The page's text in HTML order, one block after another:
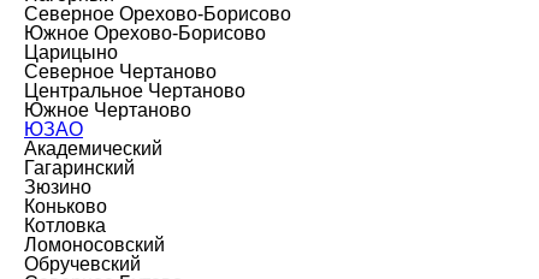
Северное Орехово-Борисово
Южное Орехово-Борисово
Царицыно
Северное Чертаново
Центральное Чертаново
Южное Чертаново
ЮЗАО
Академический
Гагаринский
Зюзино
Коньково
Котловка
Ломоносовский
Обручевский